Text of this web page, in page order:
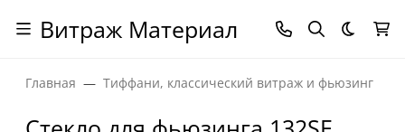
Витраж Материал Темная
Главная Тиффани, классический витраж и фьюзинг